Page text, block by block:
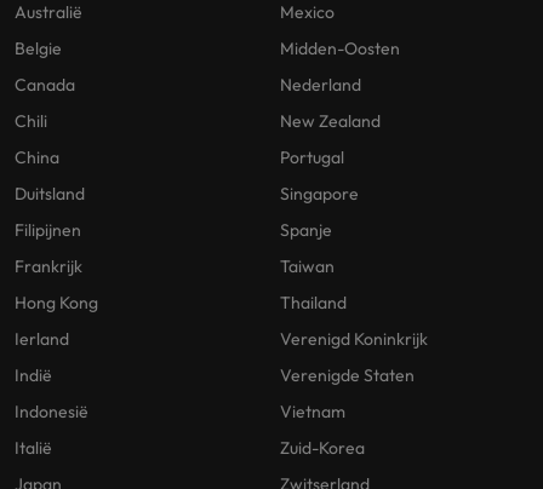
Australië
Belgie
Canada
Chili
China
Duitsland
Filipijnen
Frankrijk
Hong Kong
Ierland
Indië
Indonesië
Italië
Mexico
Midden-Oosten
Nederland
New Zealand
Portugal
Singapore
Spanje
Taiwan
Thailand
Verenigd Koninkrijk
Verenigde Staten
Vietnam
Zuid-Korea